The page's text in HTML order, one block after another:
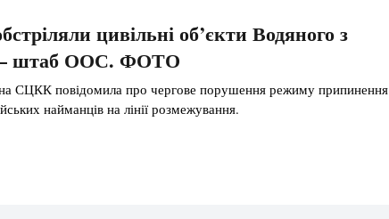
цивільні об’єкти Водяного з
– штаб ООС. ФОТО
СЦКК повідомила про чергове порушення режиму припинення
найманців на лінії розмежування.